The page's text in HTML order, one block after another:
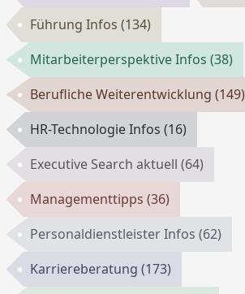
Führung Infos(134)
Mitarbeiterperspektive Infos(38)
Berufliche Weiterentwicklung(149)
HR-Technologie Infos(16)
Executive Search aktuell(64)
Managementtipps(36)
Personaldienstleister Infos(62)
Karriereberatung(173)